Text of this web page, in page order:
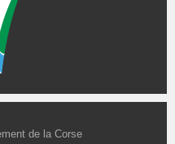
de la Corse